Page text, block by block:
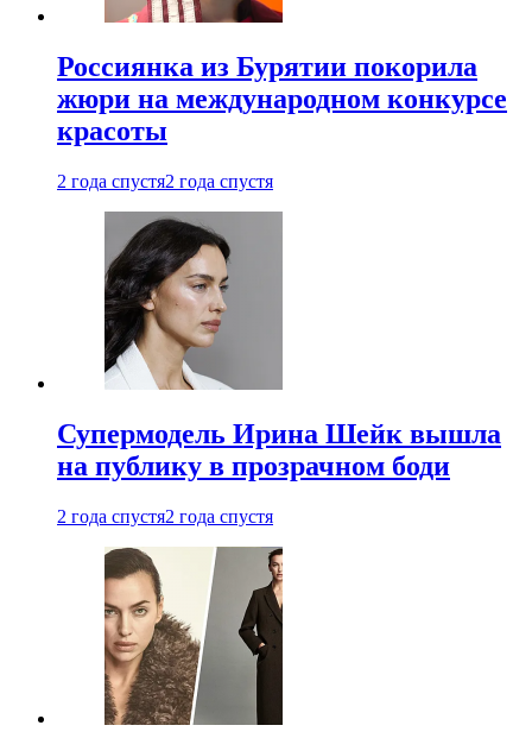
Россиянка из Бурятии покорила
жюри на международном конкурсе
красоты
2 года спустя2 года спустя
Супермодель Ирина Шейк вышла
на публику в прозрачном боди
2 года спустя2 года спустя